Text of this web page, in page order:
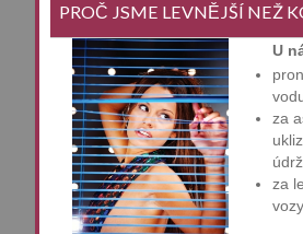
PROČ JSME LEVNĚJŠÍ NEŽ
U
za
za